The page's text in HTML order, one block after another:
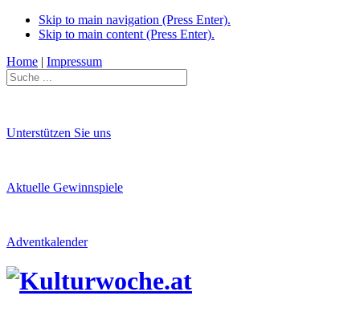
Skip to main navigation (Press Enter).
Skip to main content (Press Enter).
Home | Impressum
Unterstützen Sie uns
Aktuelle Gewinnspiele
Adventkalender